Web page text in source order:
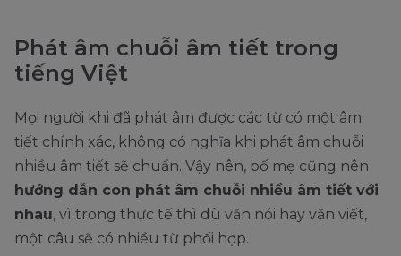
Phát âm chuỗi âm tiết trong
tiếng Việt
Mọi người khi đã phát âm được các từ có một âm
tiết chính xác, không có nghĩa khi phát âm chuỗi
nhiều âm tiết sẽ chuẩn. Vậy nên, bố mẹ cũng nên
hướng dẫn con phát âm chuỗi nhiều âm tiết với
nhau, vì trong thực tế thì dù văn nói hay văn viết,
một câu sẽ có nhiều từ phối hợp.